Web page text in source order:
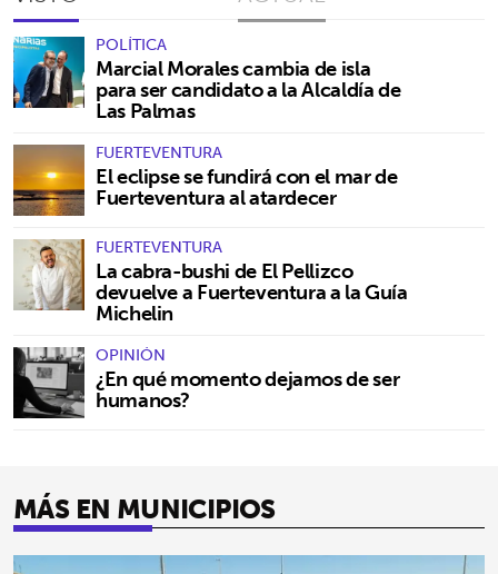
POLÍTICA
Marcial Morales cambia de isla
para ser candidato a la Alcaldía de
Las Palmas
FUERTEVENTURA
El eclipse se fundirá con el mar de
Fuerteventura al atardecer
FUERTEVENTURA
La cabra-bushi de El Pellizco
devuelve a Fuerteventura a la Guía
Michelin
OPINIÓN
¿En qué momento dejamos de ser
humanos?
MÁS EN MUNICIPIOS